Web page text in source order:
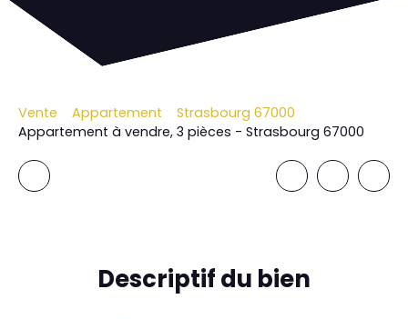
Vente Appartement
Strasbourg 67000
Appartement à vendre, 3 pièces - Strasbourg 67000
Descriptifdu bien